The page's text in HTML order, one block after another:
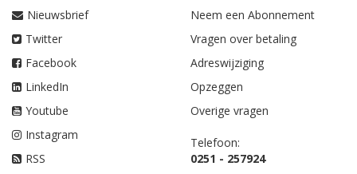
Nieuwsbrief
Twitter
Facebook
LinkedIn
Youtube
Instagram
RSS
Neem een Abonnement
Vragen over betaling
Adreswijziging
Opzeggen
Overige vragen
Telefoon:
0251 - 257924